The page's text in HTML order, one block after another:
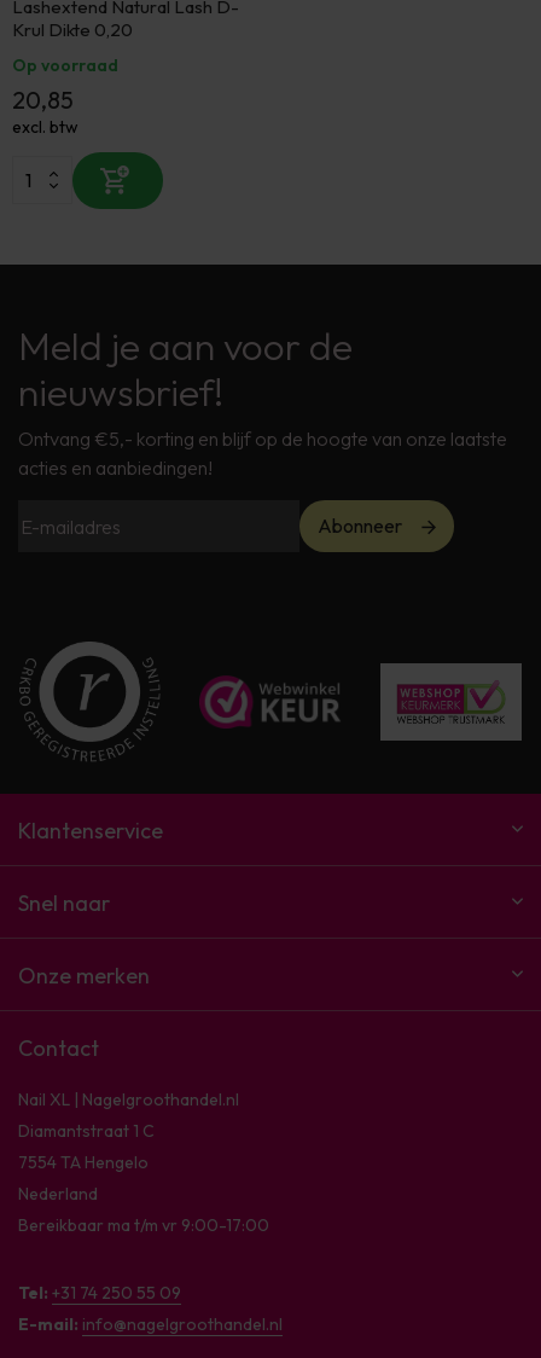
Lashextend Natural Lash D-
Krul Dikte 0,20
Op voorraad
20,85
excl. btw
Meld je aan voor de
nieuwsbrief!
Ontvang €5,- korting en blijf op de hoogte van onze laatste
acties en aanbiedingen!
Abonneer
Klantenservice
Snel naar
Onze merken
Contact
Nail XL | Nagelgroothandel.nl
Diamantstraat 1 C
7554 TA Hengelo
Nederland
Bereikbaar ma t/m vr 9:00-17:00
Tel: +31 74 250 55 09
E-mail: info@nagelgroothandel.nl